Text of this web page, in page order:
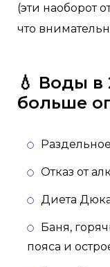
(эти наоборот
что
💧 Воды в
больше
Отказ от
Диета
Баня,
пояса и